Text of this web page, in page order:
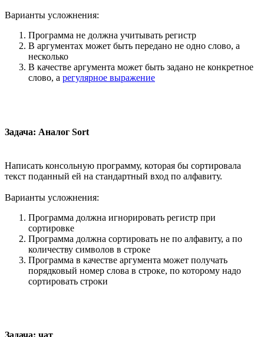
Варианты усложнения:
Программа не должна учитывать регистр
В аргументах может быть передано не одно слово, а
несколько
В качестве аргумента может быть задано не конкретное
слово, а регулярное выражение
Задача: Аналог Sort
Написать консольную программу, которая бы сортировала
текст поданный ей на стандартный вход по алфавиту.
Варианты усложнения:
Программа должна игнорировать регистр при
сортировке
Программа должна сортировать не по алфавиту, а по
количеству символов в строке
Программа в качестве аргумента может получать
порядковый номер слова в строке, по которому надо
сортировать строки